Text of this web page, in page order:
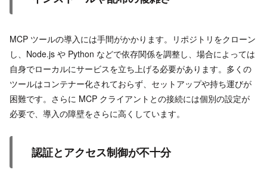
MCP ツールの導入には手間がかかります。リポジトリをクローン
し、Node.js や Python などで依存関係を調整し、場合によっては
自身でローカルにサービスを立ち上げる必要があります。多くの
ツールはコンテナー化されておらず、セットアップや持ち運びが
困難です。さらに MCP クライアントとの接続には個別の設定が
必要で、導入の障壁をさらに高くしています。
認証とアクセス制御が不十分